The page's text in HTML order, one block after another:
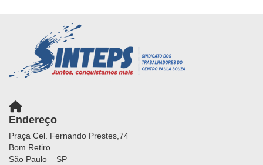
Endereço
Praça Cel. Fernando Prestes,74
Bom Retiro
São Paulo – SP